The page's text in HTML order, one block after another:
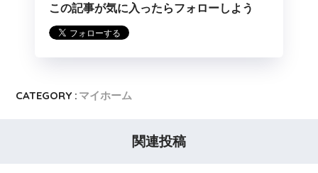
この記事が気に入ったらフォローしよう
CATEGORY : マイホーム
関連投稿